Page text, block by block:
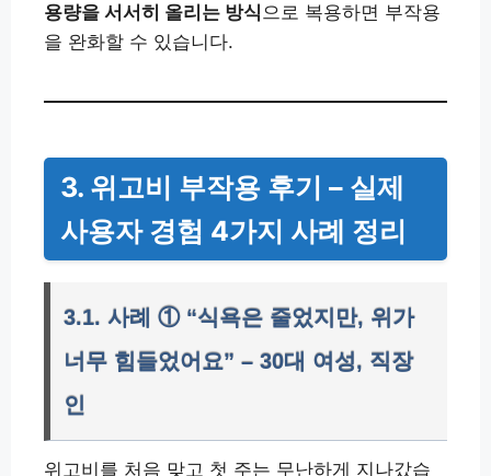
용량을 서서히 올리는 방식으로 복용하면 부작용
을 완화할 수 있습니다.
3. 위고비 부작용 후기 – 실제
사용자 경험 4가지 사례 정리
3.1. 사례 ① “식욕은 줄었지만, 위가
너무 힘들었어요” – 30대 여성, 직장
인
위고비를 처음 맞고 첫 주는 무난하게 지나갔습